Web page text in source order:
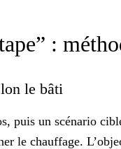
:
le bâti
puis un scénario
le chauffage.